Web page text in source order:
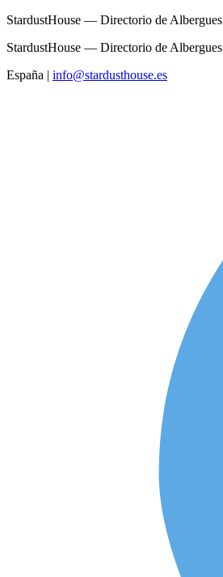
StardustHouse — Directorio de Albergues
StardustHouse — Directorio de Albergues
España | info@stardusthouse.es